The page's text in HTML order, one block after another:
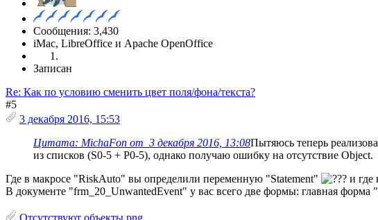
Сообщения: 3,430
iMac, LibreOffice и Apache OpenOffice
Записан
Re: Как по условию сменить цвет поля/фона/текста?
#5
3 декабря 2016, 15:53
Цитата: MichaFon от 3 декабря 2016, 13:08Пытяюсь теперь
из списков (S0-5 + P0-5), однако получаю ошибку на отсутствие Object.
Где в макросе "RiskAuto" вы определили переменную "Statement"
и
В документе "frm_20_UnwantedEvent" у вас всего две формы: главная
Отсутствуют объекты.png